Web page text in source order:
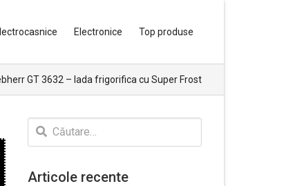
Electronice Top produse
GT 3632 – lada frigorifica cu Super Frost
Caută
după:
Articole recente